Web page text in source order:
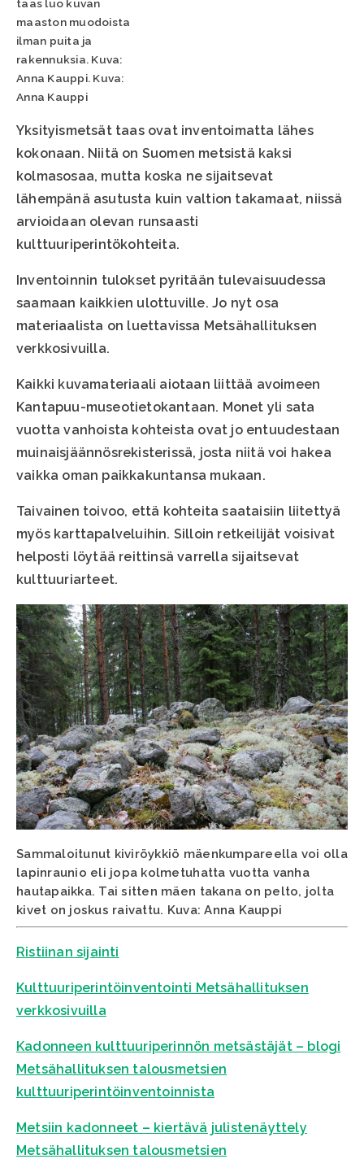
taas luo kuvan
maaston muodoista
ilman puita ja
rakennuksia. Kuva:
Anna Kauppi. Kuva:
Anna Kauppi
Yksityismetsät taas ovat inventoimatta lähes
kokonaan. Niitä on Suomen metsistä kaksi
kolmasosaa, mutta koska ne sijaitsevat
lähempänä asutusta kuin valtion takamaat, niissä
arvioidaan olevan runsaasti
kulttuuriperintökohteita.
Inventoinnin tulokset pyritään tulevaisuudessa
saamaan kaikkien ulottuville. Jo nyt osa
materiaalista on luettavissa Metsähallituksen
verkkosivuilla.
Kaikki kuvamateriaali aiotaan liittää avoimeen
Kantapuu-museotietokantaan. Monet yli sata
vuotta vanhoista kohteista ovat jo entuudestaan
muinaisjäännösrekisterissä, josta niitä voi hakea
vaikka oman paikkakuntansa mukaan.
Taivainen toivoo, että kohteita saataisiin liitettyä
myös karttapalveluihin. Silloin retkeilijät voisivat
helposti löytää reittinsä varrella sijaitsevat
kulttuuriarteet.
Sammaloitunut kiviröykkiö mäenkumpareella voi olla
lapinraunio eli jopa kolmetuhatta vuotta vanha
hautapaikka. Tai sitten mäen takana on pelto, jolta
kivet on joskus raivattu. Kuva: Anna Kauppi
Ristiinan sijainti
Kulttuuriperintöinventointi Metsähallituksen
verkkosivuilla
Kadonneen kulttuuriperinnön metsästäjät – blogi
Metsähallituksen talousmetsien
kulttuuriperintöinventoinnista
Metsiin kadonneet – kiertävä julistenäyttely
Metsähallituksen talousmetsien